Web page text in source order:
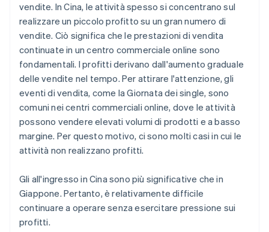
vendite. In Cina, le attività spesso si concentrano sul
realizzare un piccolo profitto su un gran numero di
vendite. Ciò significa che le prestazioni di vendita
continuate in un centro commerciale online sono
fondamentali. I profitti derivano dall'aumento graduale
delle vendite nel tempo. Per attirare l'attenzione, gli
eventi di vendita, come la Giornata dei single, sono
comuni nei centri commerciali online, dove le attività
possono vendere elevati volumi di prodotti e a basso
margine. Per questo motivo, ci sono molti casi in cui le
attività non realizzano profitti.
Gli all'ingresso in Cina sono più significative che in
Giappone. Pertanto, è relativamente difficile
continuare a operare senza esercitare pressione sui
profitti.